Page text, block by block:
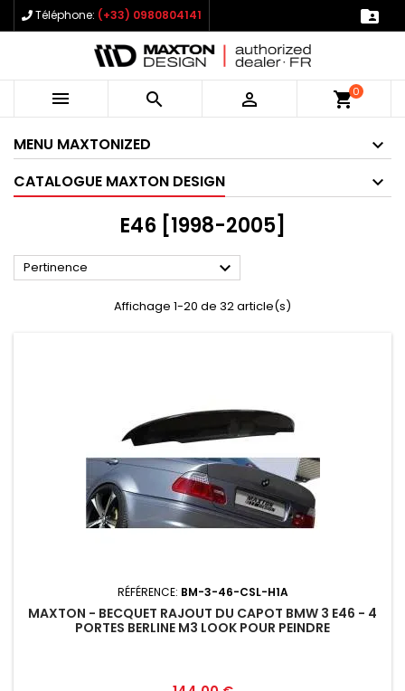
Téléphone: (+33) 0980804141 
   shopping_cart0
MENU MAXTONIZED
CATALOGUE MAXTON DESIGN
E46 [1998-2005]
Pertinence 
Affichage 1-20 de 32 article(s)
RÉFÉRENCE: BM-3-46-CSL-H1A
MAXTON - BECQUET RAJOUT DU CAPOT BMW 3 E46 - 4
PORTES BERLINE M3 LOOK POUR PEINDRE